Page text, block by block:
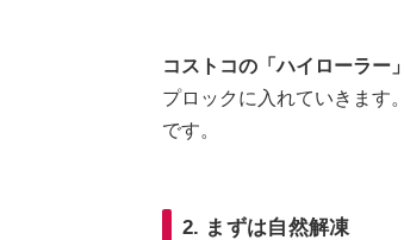
コストコの「ハイローラー
プロックに入れていきます
です。
2. まずは自然解凍